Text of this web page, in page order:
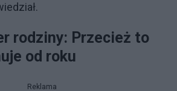
rodziny: Przecież to
od roku
Reklama